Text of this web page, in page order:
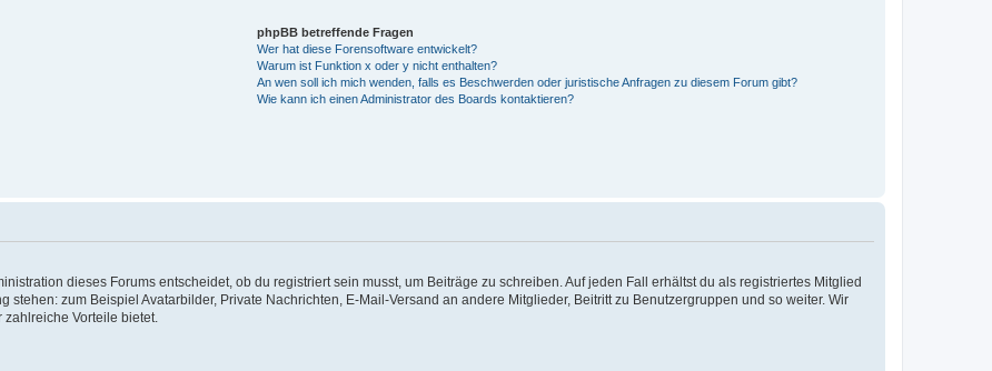
phpBB betreffende Fragen
Wer hat diese Forensoftware entwickelt?
Warum ist Funktion x oder y nicht enthalten?
An wen soll ich mich wenden, falls es Beschwerden oder juristische Anfragen zu diesem Forum gibt?
Wie kann ich einen Administrator des Boards kontaktieren?
dieses Forums entscheidet, ob du registriert sein musst, um Beiträge zu schreiben. Auf jeden Fall erhältst du als registriertes Mitglied
stehen: zum Beispiel Avatarbilder, Private Nachrichten, E-Mail-Versand an andere Mitglieder, Beitritt zu Benutzergruppen und so weiter. Wir
Vorteile bietet.